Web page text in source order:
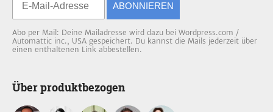
ABONNIEREN
Abo per Mail: Deine Mailadresse wird dazu bei Wordpress.com /
Automattic inc., USA gespeichert. Du kannst die Mails jederzeit über
einen enthaltenen Link abbestellen.
Über produktbezogen